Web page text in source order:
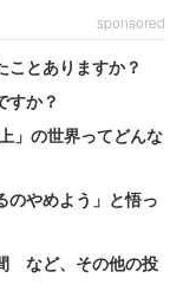
sponsored
ことありますか？
すか？
」の世界ってどんな
のやめよう」と悟っ
など、その他の投